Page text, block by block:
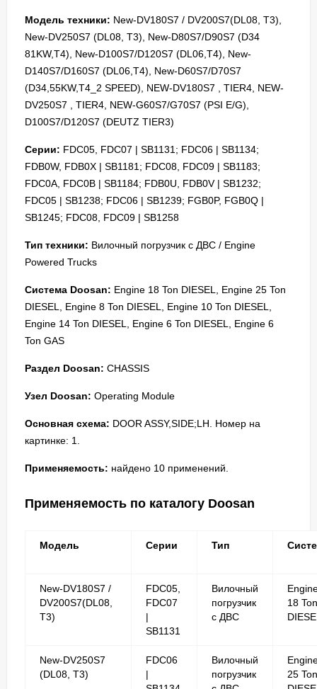
Модель техники: New-DV180S7 / DV200S7(DL08, T3),
New-DV250S7 (DL08, T3), New-D80S7/D90S7 (D34
81KW,T4), New-D100S7/D120S7 (DL06,T4), New-
D140S7/D160S7 (DL06,T4), New-D60S7/D70S7
(D34,55KW,T4_2 SPEED), NEW-DV180S7 , TIER4, NEW-
DV250S7 , TIER4, NEW-G60S7/G70S7 (PSI E/G),
D100S7/D120S7 (DEUTZ TIER3)
Серии: FDC05, FDC07 | SB1131; FDC06 | SB1134;
FDB0W, FDB0X | SB1181; FDC08, FDC09 | SB1183;
FDC0A, FDC0B | SB1184; FDB0U, FDB0V | SB1232;
FDC05 | SB1238; FDC06 | SB1239; FGB0P, FGB0Q |
SB1245; FDC08, FDC09 | SB1258
Тип техники: Вилочный погрузчик с ДВС / Engine
Powered Trucks
Система Doosan: Engine 18 Ton DIESEL, Engine 25 Ton
DIESEL, Engine 8 Ton DIESEL, Engine 10 Ton DIESEL,
Engine 14 Ton DIESEL, Engine 6 Ton DIESEL, Engine 6
Ton GAS
Раздел Doosan: CHASSIS
Узел Doosan: Operating Module
Основная схема: DOOR ASSY,SIDE;LH. Номер на
картинке: 1.
Применяемость: найдено 10 применений.
Применяемость по каталогу Doosan
Модель Серии Тип
New-DV180S7 /
DV200S7(DL08,
T3)
FDC05,
FDC07
|
SB1131
Вилочный
погрузчик
с ДВС
18 Ton
New-DV250S7
(DL08, T3)
FDC06
|
Вилочный
погрузчик
25 Ton